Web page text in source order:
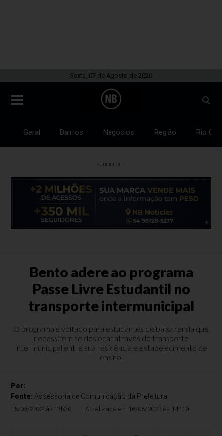
Sexta, 07 de Agosto de 2026
Geral Bairros Negócios Região Rio
PUBLICIDADE
Bento adere ao programa
Passe Livre Estudantil no
transporte intermunicipal
O programa é voltado para estudantes de baixa renda que
necessitem se deslocar através do transporte
intermunicipal entre sua residência e estabelecimento de
ensino.
Por:
Fonte: Assessoria de Comunicação da Prefeitura
15/05/2023 às 13h30 Atualizada em 16/05/2023 às 14h19